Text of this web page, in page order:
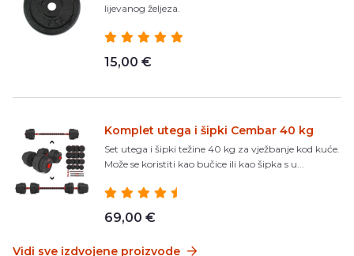
lijevanog željeza.
15,00 €
Komplet utega i šipki Cembar 40 kg
Set utega i šipki težine 40 kg za vježbanje kod kuće.
Može se koristiti kao bučice ili kao šipka s u...
69,00 €
Vidi sve izdvojene proizvode